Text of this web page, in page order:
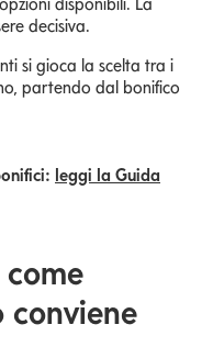
decisiva.
si gioca la scelta tra i
partendo dal bonifico
leggi la Guida
conviene